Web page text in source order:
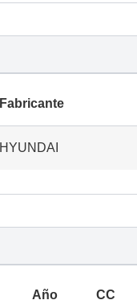
Fabricante
HYUNDAI
Año CC